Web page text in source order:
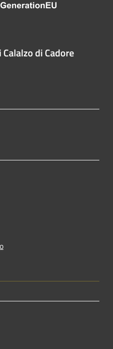
di Cadore